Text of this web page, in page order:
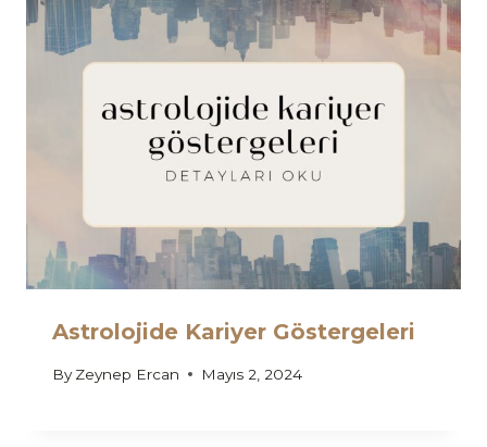
Astrolojide Kariyer Göstergeleri
By Zeynep Ercan Mayıs 2, 2024